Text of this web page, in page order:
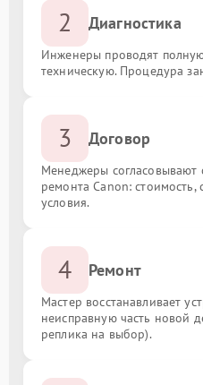
2 Диагностика
Инженеры проводят
техническую. Процедура
3 Договор
Менеджеры согласовывают
ремонта Canon: стоимость,
условия.
4 Ремонт
Мастер восстанавливает
неисправную часть новой
реплика на выбор).